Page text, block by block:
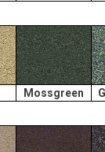
Mossgreen